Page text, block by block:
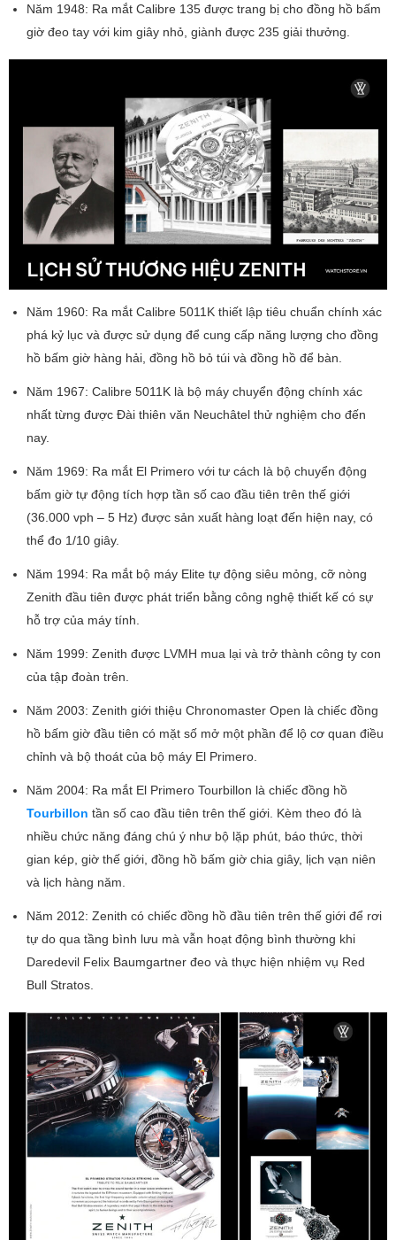
Năm 1948: Ra mắt Calibre 135 được trang bị cho đồng hồ bấm
giờ đeo tay với kim giây nhỏ, giành được 235 giải thưởng.
Năm 1960: Ra mắt Calibre 5011K thiết lập tiêu chuẩn chính xác
phá kỷ lục và được sử dụng để cung cấp năng lượng cho đồng
hồ bấm giờ hàng hải, đồng hồ bỏ túi và đồng hồ để bàn.
Năm 1967: Calibre 5011K là bộ máy chuyển động chính xác
nhất từng được Đài thiên văn Neuchâtel thử nghiệm cho đến
nay.
Năm 1969: Ra mắt El Primero với tư cách là bộ chuyển động
bấm giờ tự động tích hợp tần số cao đầu tiên trên thế giới
(36.000 vph – 5 Hz) được sản xuất hàng loạt đến hiện nay, có
thể đo 1/10 giây.
Năm 1994: Ra mắt bộ máy Elite tự động siêu mỏng, cỡ nòng
Zenith đầu tiên được phát triển bằng công nghệ thiết kế có sự
hỗ trợ của máy tính.
Năm 1999: Zenith được LVMH mua lại và trở thành công ty con
của tập đoàn trên.
Năm 2003: Zenith giới thiệu Chronomaster Open là chiếc đồng
hồ bấm giờ đầu tiên có mặt số mở một phần để lộ cơ quan điều
chỉnh và bộ thoát của bộ máy El Primero.
Năm 2004: Ra mắt El Primero Tourbillon là chiếc đồng hồ
Tourbillon tần số cao đầu tiên trên thế giới. Kèm theo đó là
nhiều chức năng đáng chú ý như bộ lặp phút, báo thức, thời
gian kép, giờ thế giới, đồng hồ bấm giờ chia giây, lịch vạn niên
và lịch hàng năm.
Năm 2012: Zenith có chiếc đồng hồ đầu tiên trên thế giới để rơi
tự do qua tầng bình lưu mà vẫn hoạt động bình thường khi
Daredevil Felix Baumgartner đeo và thực hiện nhiệm vụ Red
Bull Stratos.